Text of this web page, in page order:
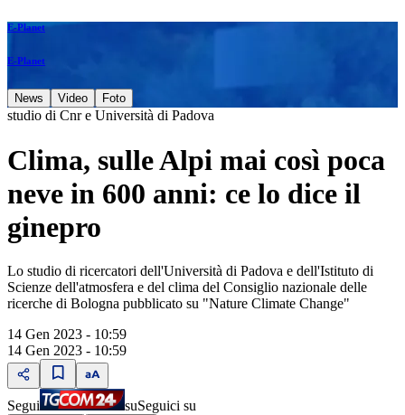
E-Planet
E-Planet
News Video Foto
studio di Cnr e Università di Padova
Clima, sulle Alpi mai così poca
neve in 600 anni: ce lo dice il
ginepro
Lo studio di ricercatori dell'Università di Padova e dell'Istituto di
Scienze dell'atmosfera e del clima del Consiglio nazionale delle
ricerche di Bologna pubblicato su "Nature Climate Change"
14 Gen 2023 - 10:59
14 Gen 2023 - 10:59
Segui suSeguici su